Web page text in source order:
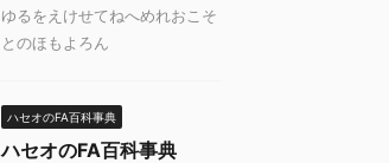
ゆるをえけせてねへめれおこそ
とのほもよろん
ハセオのFA百科事典
ハセオのFA百科事典